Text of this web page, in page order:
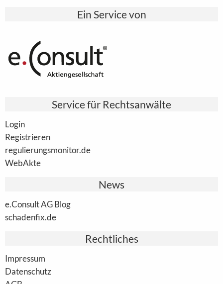
Ein Service von
Service für Rechtsanwälte
Login
Registrieren
regulierungsmonitor.de
WebAkte
News
e.Consult AG Blog
schadenfix.de
Rechtliches
Impressum
Datenschutz